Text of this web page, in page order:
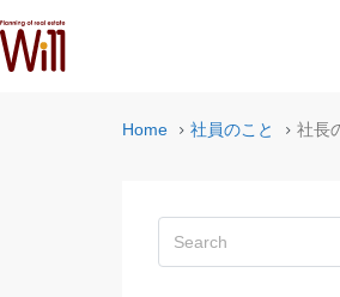
Home 社員のこと 社長